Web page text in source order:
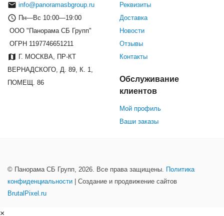
info@panoramasbgroup.ru
Пн—Вс 10:00—19:00
ООО "Панорама СБ Групп"
ОГРН 1197746651211
Г. МОСКВА, ПР-КТ
ВЕРНАДСКОГО, Д. 89, К. 1,
ПОМЕЩ. 86
Реквизиты
Доставка
Новости
Отзывы
Контакты
Обслуживание
клиентов
Мой профиль
Ваши заказы
© Панорама СБ Групп, 2026. Все права защищены.
Политика
конфиденциальности | Создание и продвижение сайтов
BrutalPixel.ru
×